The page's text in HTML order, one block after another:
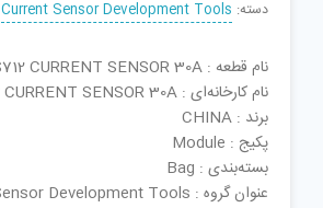
دسته: Current Sensor Development Tools
نام قطعه : ACS712 CURRENT SENSOR 30A
نام کارخانه‌ای : ACS712 CURRENT SENSOR 30A
برند : CHINA
پکیج : Module
بسته‌بندی : Bag
عنوان گروه : Current Sensor Development Tools